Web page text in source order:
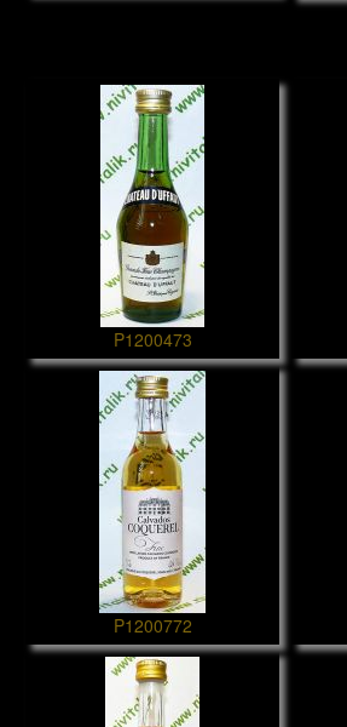
P1200473
P1200772